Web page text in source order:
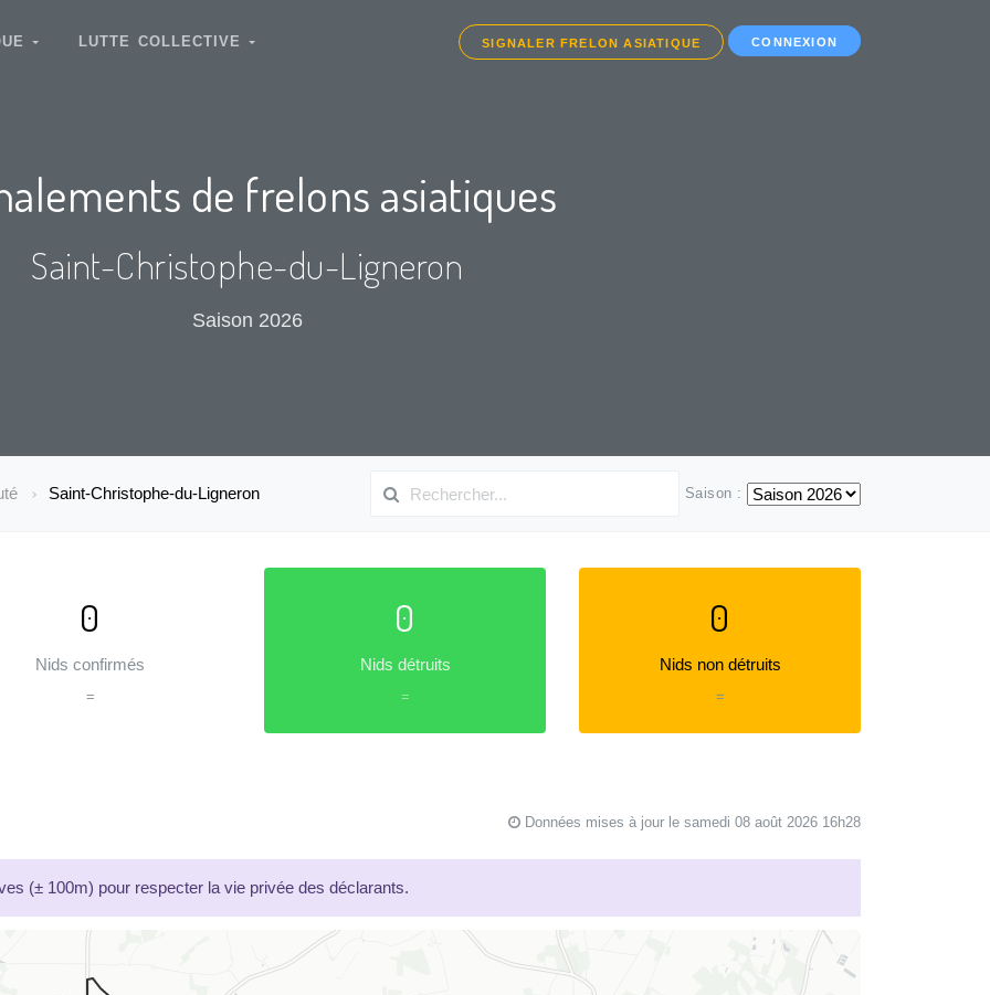
LUTTE COLLECTIVE SIGNALER FRELON ASIATIQUE CONNEXION
de frelons asiatiques
Saint-Christophe-du-Ligneron
Saison 2026
Saint-Christophe-du-Ligneron Saison :
0
Nids confirmés
=
0
Nids détruits
=
0
Nids non détruits
=
Données mises à jour le samedi 08 août 2026 16h28
(± 100m) pour respecter la vie privée des déclarants.